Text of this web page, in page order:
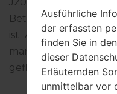
ist Android Lollipop
man die Standart -
geflascht wird,gibt es
Ausführliche
der erfassten
finden Sie in
dieser
Erläuternden
unmittelbar vor